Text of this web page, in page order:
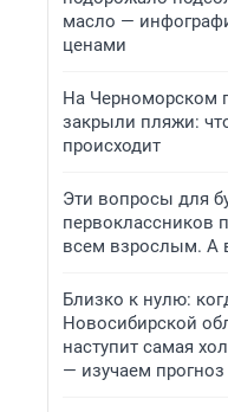
масло —
ценами
На Черноморском
закрыли пляжи:
происходит
Эти вопросы для
первоклассников
всем взрослым. А
Близко к нулю:
Новосибирской
наступит самая
— изучаем прогноз